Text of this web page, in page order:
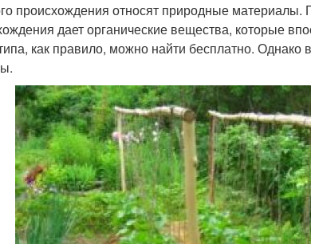
происхождения относят природные материалы.
дает органические вещества, которые
как правило, можно найти бесплатно.